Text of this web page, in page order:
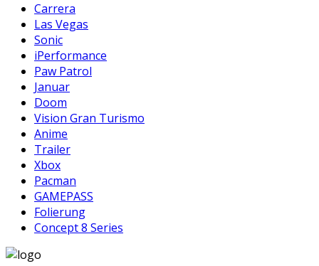
Carrera
Las Vegas
Sonic
iPerformance
Paw Patrol
Januar
Doom
Vision Gran Turismo
Anime
Trailer
Xbox
Pacman
GAMEPASS
Folierung
Concept 8 Series